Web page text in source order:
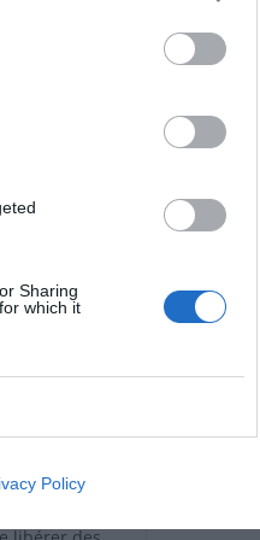
Sharing
which it
Policy
en
le
Chen,
« Nous ne
tête. »
car l’eau